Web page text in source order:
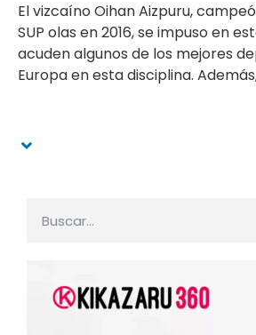
El vizcaíno Oihan Aizpuru,
SUP olas en 2016, se impuso en
acuden algunos de los mejores
Europa en esta disciplina.